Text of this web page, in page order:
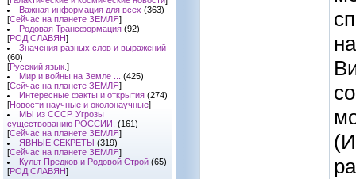
Важная информация для всех (363)
[Сейчас на планете ЗЕМЛЯ]
Родовая Трансформация (92)
[РОД СЛАВЯН]
Значения разных слов и выражений
(60)
[Русский язык. ]
Мир и войны на Земле ...
(425)
[Сейчас на планете ЗЕМЛЯ]
Интересные факты и открытия (274)
[Новости научные и околонаучные]
МЫ из СССР. Угрозы
существованию РОССИИ. (161)
[Сейчас на планете ЗЕМЛЯ]
ЯВНЫЕ СЕКРЕТЫ (319)
[Сейчас на планете ЗЕМЛЯ]
Культ Предков и Родовой Строй (65)
[РОД СЛАВЯН]